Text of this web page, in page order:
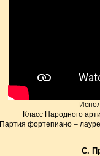
Класс Народного
Партия фортепиано –
С.